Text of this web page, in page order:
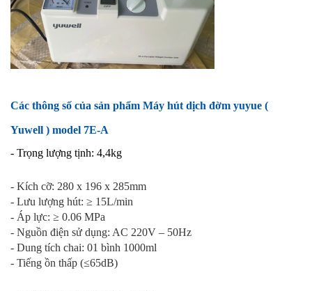
Các thông số của sản phẩm Máy hút dịch đờm yuyue (
Yuwell ) model 7E-A
- Trọng lượng tịnh: 4,4kg
- Kích cỡ: 280 x 196 x 285mm
- Lưu lượng hút: ≥ 15L/min
- Áp lực: ≥ 0.06 MPa
- Nguồn điện sử dụng: AC 220V – 50Hz
- Dung tích chai: 01 bình 1000ml
- Tiếng ồn thấp (≤65dB)